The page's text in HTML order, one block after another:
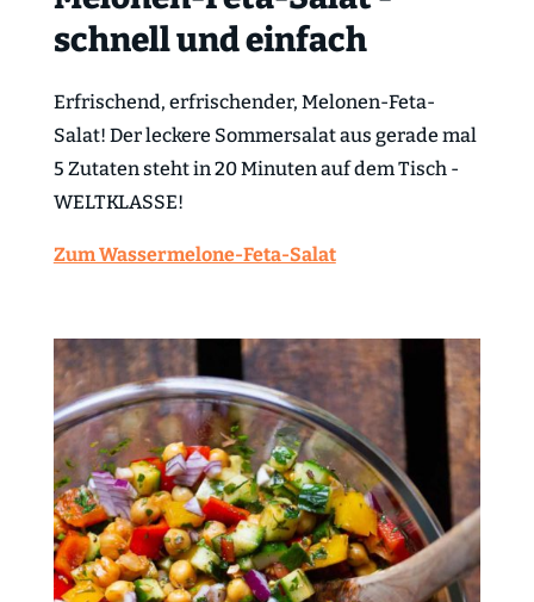
schnell und einfach
Erfrischend, erfrischender, Melonen-Feta-
Salat! Der leckere Sommersalat aus gerade mal
5 Zutaten steht in 20 Minuten auf dem Tisch -
WELTKLASSE!
Zum Wassermelone-Feta-Salat